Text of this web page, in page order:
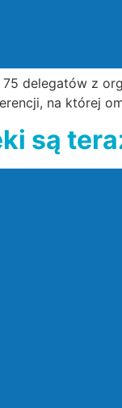
delegatów z
na której
są